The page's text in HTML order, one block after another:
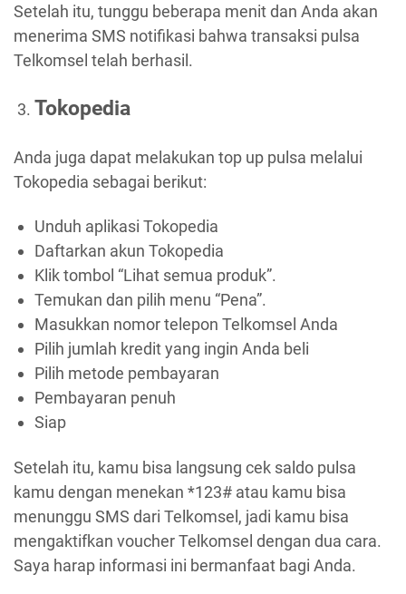
Setelah itu, tunggu beberapa menit dan Anda akan
menerima SMS notifikasi bahwa transaksi pulsa
Telkomsel telah berhasil.
Tokopedia
Anda juga dapat melakukan top up pulsa melalui
Tokopedia sebagai berikut:
Unduh aplikasi Tokopedia
Daftarkan akun Tokopedia
Klik tombol “Lihat semua produk”.
Temukan dan pilih menu “Pena”.
Masukkan nomor telepon Telkomsel Anda
Pilih jumlah kredit yang ingin Anda beli
Pilih metode pembayaran
Pembayaran penuh
Siap
Setelah itu, kamu bisa langsung cek saldo pulsa
kamu dengan menekan *123# atau kamu bisa
menunggu SMS dari Telkomsel, jadi kamu bisa
mengaktifkan voucher Telkomsel dengan dua cara.
Saya harap informasi ini bermanfaat bagi Anda.